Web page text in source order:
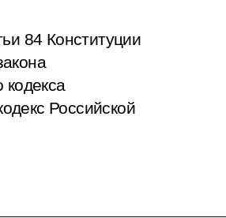
84 Конституции
кодекса
Российской